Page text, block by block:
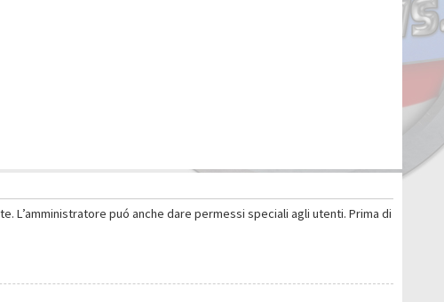
L’amministratore puó anche dare permessi speciali agli utenti. Prima di